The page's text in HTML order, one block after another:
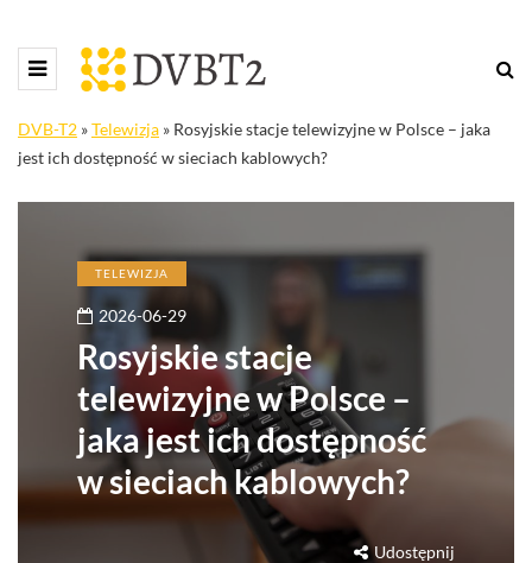
DVB-T2 »Telewizja » Rosyjskie stacje telewizyjne w Polsce – jaka
jest ich dostępność w sieciach kablowych?
TELEWIZJA
2026-06-29
Rosyjskie stacje
telewizyjne w Polsce –
jaka jest ich dostępność
w sieciach kablowych?
Udostępnij